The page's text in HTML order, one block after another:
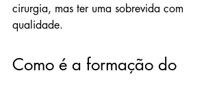
cirurgia, mas ter uma sobrevida com
qualidade.
Como é a formação do